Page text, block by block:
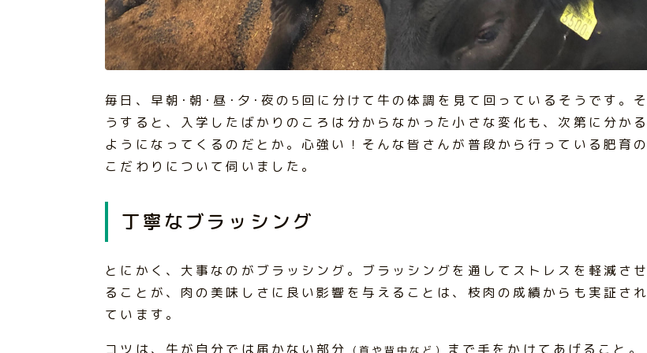
毎日、早朝･朝･昼･夕･夜の5回に分けて牛の体調を見て回っているそうです。そ
うすると、入学したばかりのころは分からなかった小さな変化も、次第に分かる
ようになってくるのだとか。心強い！そんな皆さんが普段から行っている肥育の
こだわりについて伺いました。
丁寧なブラッシング
とにかく、大事なのがブラッシング。ブラッシングを通してストレスを軽減させ
ることが、肉の美味しさに良い影響を与えることは、枝肉の成績からも実証され
ています。
コツは、牛が自分では届かない部分
(首や背中など) まで手をかけてあげること。